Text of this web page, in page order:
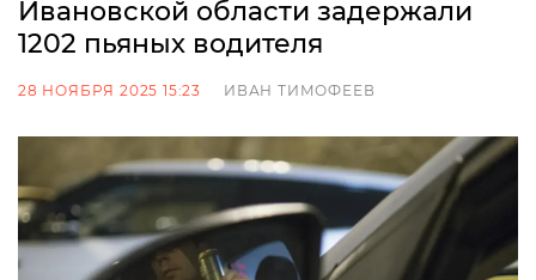
Ивановской области задержали
1202 пьяных водителя
28 НОЯБРЯ 2025 15:23 ИВАН ТИМОФЕЕВ